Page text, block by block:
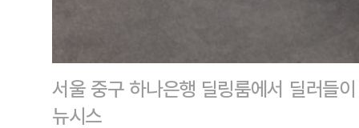
서울 중구 하나은행 딜링룸에서 딜러들
뉴시스